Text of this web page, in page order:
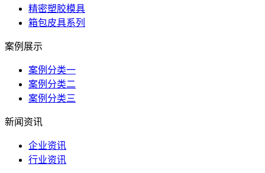
精密塑胶模具
箱包皮具系列
案例展示
案例分类一
案例分类二
案例分类三
新闻资讯
企业资讯
行业资讯